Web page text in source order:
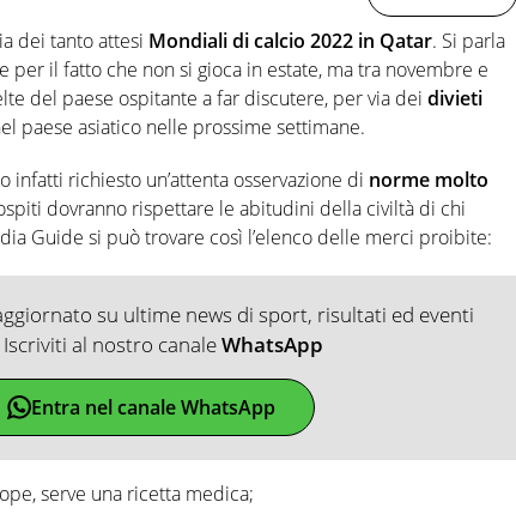
dei tanto attesi Mondiali di calcio 2022 in Qatar. Si parla
per il fatto che non si gioca in estate, ma tra novembre e
del paese ospitante a far discutere, per via dei divieti
paese asiatico nelle prossime settimane.
infatti richiesto un’attenta osservazione di norme molto
dovranno rispettare le abitudini della civiltà di chi
Guide si può trovare così l’elenco delle merci proibite:
su ultime news di sport, risultati ed eventi
Iscriviti al nostro canaleWhatsApp
Entra nel canale WhatsApp
serve una ricetta medica;